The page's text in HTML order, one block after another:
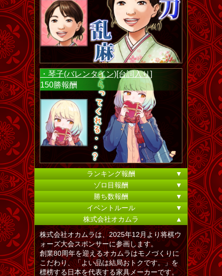
・琴子(バレンタイン)[台詞入り]
150勝報酬
ランキング報酬
▼
ゾロ目報酬
▼
勝ち数報酬
▼
イベントルール
▼
株式会社オカムラ
▲
株式会社オカムラは、2025年12月より将棋ウ
ォーズ大会スポンサーに参画します。
創業80周年を迎えるオカムラはモノづくりに
こだわり、「よい品は結局おトクです。」を
標榜する日本を代表する家具メーカーです。